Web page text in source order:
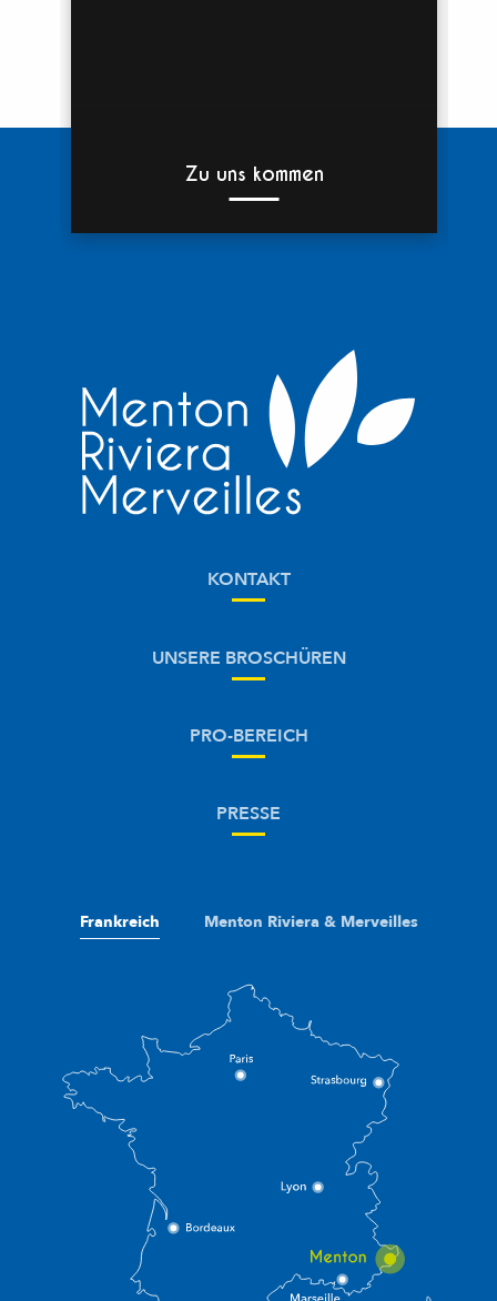
Zu uns kommen
KONTAKT
UNSERE BROSCHÜREN
PRO-BEREICH
PRESSE
Frankreich Menton Riviera & Merveilles